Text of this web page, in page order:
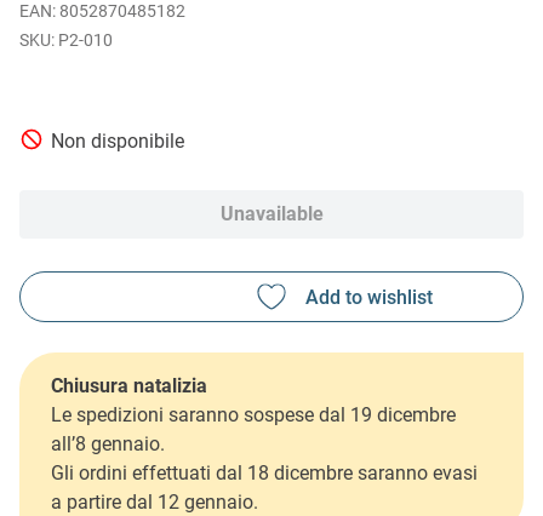
EAN: 8052870485182
P2-010
Non disponibile
Unavailable
Chiusura natalizia
Le spedizioni saranno sospese dal 19 dicembre
all’8 gennaio.
Gli ordini effettuati dal 18 dicembre saranno evasi
a partire dal 12 gennaio.